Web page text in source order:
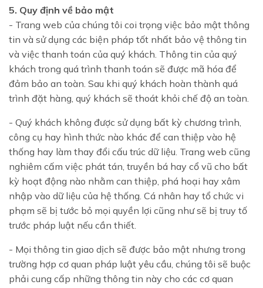
5. Quy định về bảo mật
- Trang web của chúng tôi coi trọng việc bảo mật thông
tin và sử dụng các biện pháp tốt nhất bảo vệ thông tin
và việc thanh toán của quý khách. Thông tin của quý
khách trong quá trình thanh toán sẽ được mã hóa để
đảm bảo an toàn. Sau khi quý khách hoàn thành quá
trình đặt hàng, quý khách sẽ thoát khỏi chế độ an toàn.
- Quý khách không được sử dụng bất kỳ chương trình,
công cụ hay hình thức nào khác để can thiệp vào hệ
thống hay làm thay đổi cấu trúc dữ liệu. Trang web cũng
nghiêm cấm việc phát tán, truyền bá hay cổ vũ cho bất
kỳ hoạt động nào nhằm can thiệp, phá hoại hay xâm
nhập vào dữ liệu của hệ thống. Cá nhân hay tổ chức vi
phạm sẽ bị tước bỏ mọi quyền lợi cũng như sẽ bị truy tố
trước pháp luật nếu cần thiết.
- Mọi thông tin giao dịch sẽ được bảo mật nhưng trong
trường hợp cơ quan pháp luật yêu cầu, chúng tôi sẽ buộc
phải cung cấp những thông tin này cho các cơ quan